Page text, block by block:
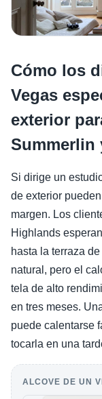
Cómo los
Vegas
exterior
Summerlin
Si dirige un
de exterior
margen. Los
Highlands
hasta la terraza
natural, pero el
tela de alto
en tres meses.
puede calentarse
tocarla en una
ALCOVE DE UN